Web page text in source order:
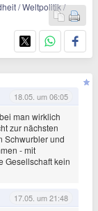
/ Weltpolitik /
18.05. um 06:05
man wirklich
zur nächsten
Schwurbler und
- mit
Gesellschaft kein
17.05. um 21:48